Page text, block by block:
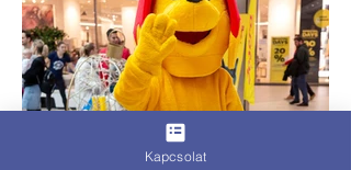
Kapcsolat